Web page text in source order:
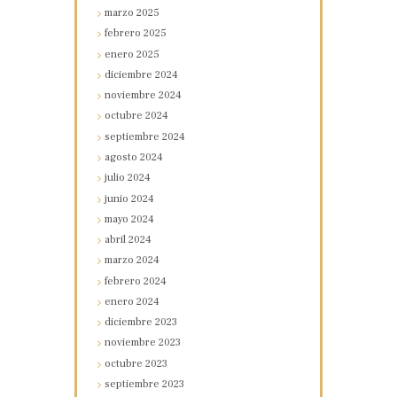
marzo2025
febrero2025
enero2025
diciembre2024
noviembre2024
octubre2024
septiembre2024
agosto2024
julio2024
junio2024
mayo2024
abril2024
marzo2024
febrero2024
enero2024
diciembre2023
noviembre2023
octubre2023
septiembre2023